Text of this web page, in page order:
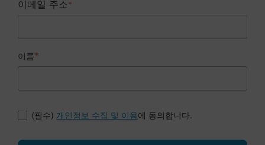
이메일 주소*
이름*
(필수) 개인정보 수집 및 이용에 동의합니다.